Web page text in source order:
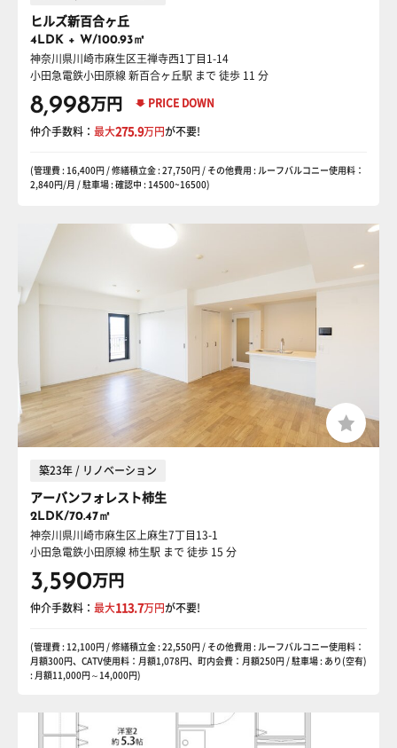
ヒルズ新百合ヶ丘
4LDK + W/100.93㎡
神奈川県川崎市麻生区王禅寺西1丁目1-14
小田急電鉄小田原線 新百合ヶ丘駅 まで 徒歩 11 分
8,998万円 PRICE DOWN
仲介手数料： 最大275.9万円が不要!
(管理費 : 16,400円 / 修繕積立金 : 27,750円 / その他費用 : ルーフバルコニー使用料：
2,840円/月 / 駐車場 : 確認中 : 14500~16500)
築23年 / リノベーション
アーバンフォレスト柿生
2LDK/70.47㎡
神奈川県川崎市麻生区上麻生7丁目13-1
小田急電鉄小田原線 柿生駅 まで 徒歩 15 分
3,590万円
仲介手数料： 最大113.7万円が不要!
(管理費 : 12,100円 / 修繕積立金 : 22,550円 / その他費用 : ルーフバルコニー使用料：
月額300円、CATV使用料：月額1,078円、町内会費：月額250円 / 駐車場 : あり(空有)
: 月額11,000円～14,000円)